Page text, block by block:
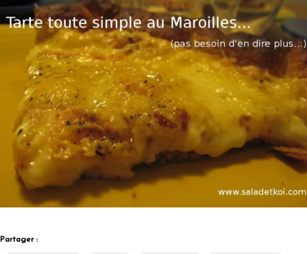
Partager :